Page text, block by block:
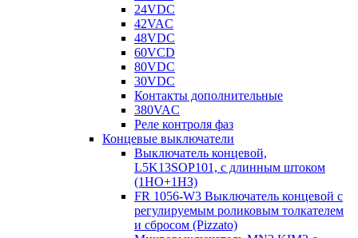
24VDC
42VAC
48VDC
60VCD
80VDC
30VDC
Контакты дополнительные
380VAC
Реле контроля фаз
Концевые выключатели
Выключатель концевой,
L5K13SOP101, с длинным штоком
(1НО+1НЗ)
FR 1056-W3 Выключатель концевой с
регулируемым роликовым толкателем
и сбросом (Pizzato)